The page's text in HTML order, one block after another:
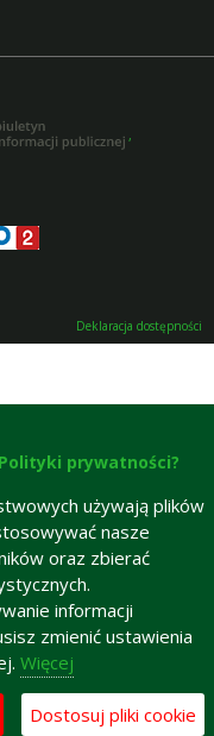
,
Deklaracja dostępności
prywatności?
używają plików
nasze
oraz zbierać
informacji
zmienić ustawienia
Więcej
Dostosuj pliki cookie